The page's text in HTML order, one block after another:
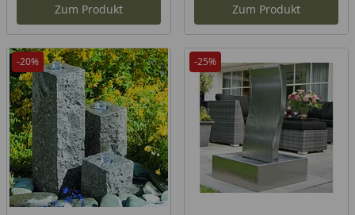
Zum Produkt Zum Produkt
-20% -25%